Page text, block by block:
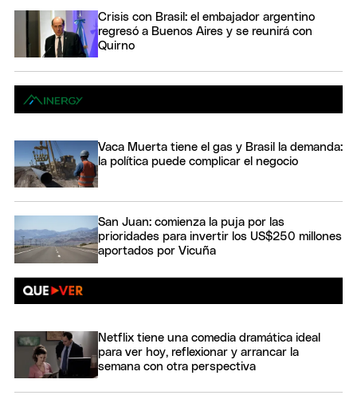
Crisis con Brasil: el embajador argentino
regresó a Buenos Aires y se reunirá con
Quirno
Vaca Muerta tiene el gas y Brasil la demanda:
la política puede complicar el negocio
San Juan: comienza la puja por las
prioridades para invertir los US$250 millones
aportados por Vicuña
Netflix tiene una comedia dramática ideal
para ver hoy, reflexionar y arrancar la
semana con otra perspectiva